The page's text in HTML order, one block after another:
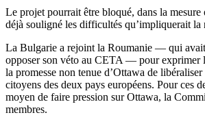
Le projet pourrait être bloqué, dans la mesure
déjà souligné les difficultés qu’impliquerait
La Bulgarie a rejoint la Roumanie — qui
opposer son véto au CETA — pour exprimer
la promesse non tenue d’Ottawa de
citoyens des deux pays européens. Pour ces
moyen de faire pression sur Ottawa, la
membres.